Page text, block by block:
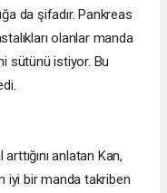
da şifadır. Pankreas
olanlar manda
sütünü istiyor. Bu
anlatan Kan,
iyi bir manda takriben